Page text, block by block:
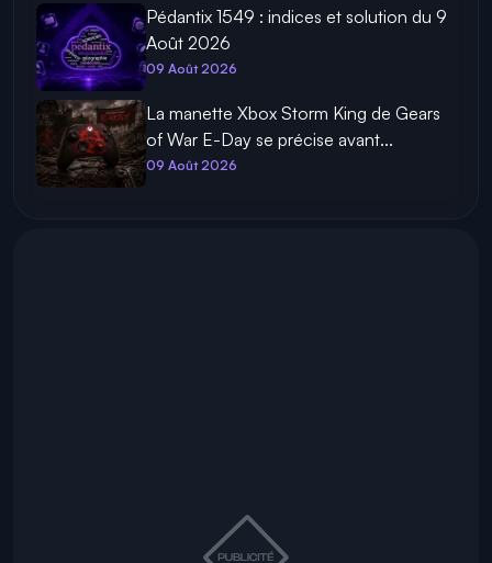
Pédantix 1549 : indices et solution du 9
Août 2026
09 Août 2026
La manette Xbox Storm King de Gears
of War E-Day se précise avant...
09 Août 2026